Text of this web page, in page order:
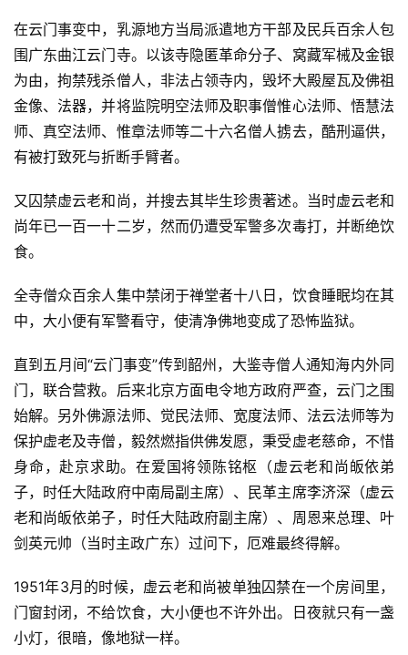
在云门事变中，乳源地方当局派遣地方干部及民兵百余人包
围广东曲江云门寺。以该寺隐匿革命分子、窝藏军械及金银
为由，拘禁残杀僧人，非法占领寺内，毁坏大殿屋瓦及佛祖
金像、法器，并将监院明空法师及职事僧惟心法师、悟慧法
师、真空法师、惟章法师等二十六名僧人掳去，酷刑逼供，
有被打致死与折断手臂者。
又囚禁虚云老和尚，并搜去其毕生珍贵著述。当时虚云老和
尚年已一百一十二岁，然而仍遭受军警多次毒打，并断绝饮
食。
全寺僧众百余人集中禁闭于禅堂者十八日，饮食睡眠均在其
中，大小便有军警看守，使清净佛地变成了恐怖监狱。
直到五月间“云门事变”传到韶州，大鉴寺僧人通知海内外同
门，联合营救。后来北京方面电令地方政府严查，云门之围
始解。另外佛源法师、觉民法师、宽度法师、法云法师等为
保护虚老及寺僧，毅然燃指供佛发愿，秉受虚老慈命，不惜
身命，赴京求助。在爱国将领陈铭枢（虚云老和尚皈依弟
子，时任大陆政府中南局副主席）、民革主席李济深（虚云
老和尚皈依弟子，时任大陆政府副主席）、周恩来总理、叶
剑英元帅（当时主政广东）过问下，厄难最终得解。
1951年3月的时候，虚云老和尚被单独囚禁在一个房间里，
门窗封闭，不给饮食，大小便也不许外出。日夜就只有一盏
小灯，很暗，像地狱一样。